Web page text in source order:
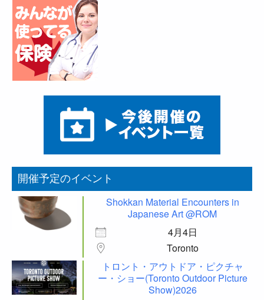
開催予定のイベント
Shokkan Material Encounters in
Japanese Art @ROM
4月4日
Toronto
トロント・アウトドア・ピクチャ
ー・ショー(Toronto Outdoor Picture
Show)2026